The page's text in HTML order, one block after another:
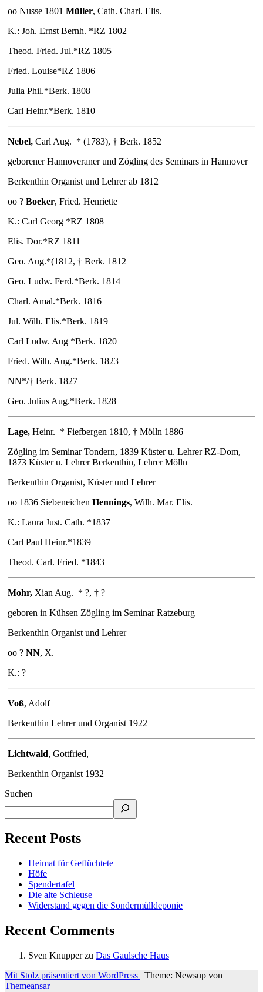
oo Nusse 1801 Müller, Cath. Charl. Elis.
K.: Joh. Ernst Bernh. *RZ 1802
Theod. Fried. Jul.*RZ 1805
Fried. Louise*RZ 1806
Julia Phil.*Berk. 1808
Carl Heinr.*Berk. 1810
Nebel, Carl Aug. * (1783), † Berk. 1852
geborener Hannoveraner und Zögling des Seminars in Hannover
Berkenthin Organist und Lehrer ab 1812
oo ? Boeker, Fried. Henriette
K.: Carl Georg *RZ 1808
Elis. Dor.*RZ 1811
Geo. Aug.*(1812, † Berk. 1812
Geo. Ludw. Ferd.*Berk. 1814
Charl. Amal.*Berk. 1816
Jul. Wilh. Elis.*Berk. 1819
Carl Ludw. Aug *Berk. 1820
Fried. Wilh. Aug.*Berk. 1823
NN*/† Berk. 1827
Geo. Julius Aug.*Berk. 1828
Lage, Heinr. * Fiefbergen 1810, † Mölln 1886
Zögling im Seminar Tondern, 1839 Küster u. Lehrer RZ-Dom,
1873 Küster u. Lehrer Berkenthin, Lehrer Mölln
Berkenthin Organist, Küster und Lehrer
oo 1836 Siebeneichen Hennings, Wilh. Mar. Elis.
K.: Laura Just. Cath. *1837
Carl Paul Heinr.*1839
Theod. Carl. Fried. *1843
Mohr, Xian Aug. * ?, † ?
geboren in Kühsen Zögling im Seminar Ratzeburg
Berkenthin Organist und Lehrer
oo ? NN, X.
K.: ?
Voß, Adolf
Berkenthin Lehrer und Organist 1922
Lichtwald, Gottfried,
Berkenthin Organist 1932
Suchen
Recent Posts
Heimat für Geflüchtete
Höfe
Spendertafel
Die alte Schleuse
Widerstand gegen die Sondermülldeponie
Recent Comments
Sven Knupperzu Das Gaulsche Haus
Mit Stolz präsentiert von WordPress | Theme: Newsup von
Themeansar